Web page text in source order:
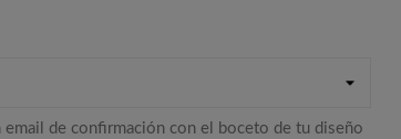
de confirmación con el boceto de tu diseño